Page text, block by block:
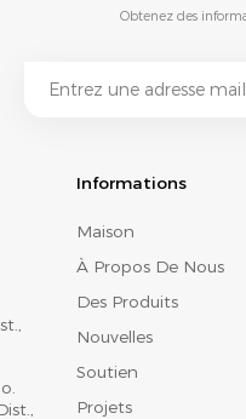
Obtenez des
Informations
Maison
À Propos De Nous
Des Produits
Nouvelles
Soutien
Projets